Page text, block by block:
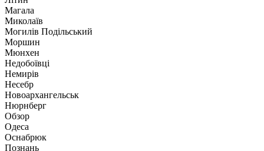
Магала
Миколаїв
Могилів Подільський
Моршин
Мюнхен
Недобоївці
Немирів
Несебр
Новоархангельськ
Нюрнберг
Обзор
Одеса
Оснабрюк
Познань